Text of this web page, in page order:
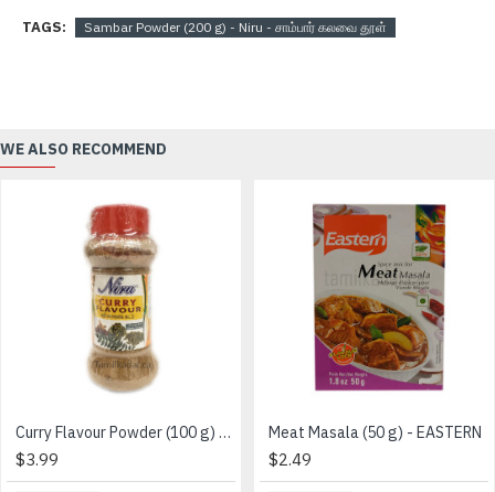
TAGS: Sambar Powder (200 g) - Niru - சாம்பார் கலவை தூள்
WE ALSO RECOMMEND
Curry Flavour Powder (100 g) - Niru - கறி சுவை
$3.99
Meat Masala (50 g) - EASTERN
$2.49